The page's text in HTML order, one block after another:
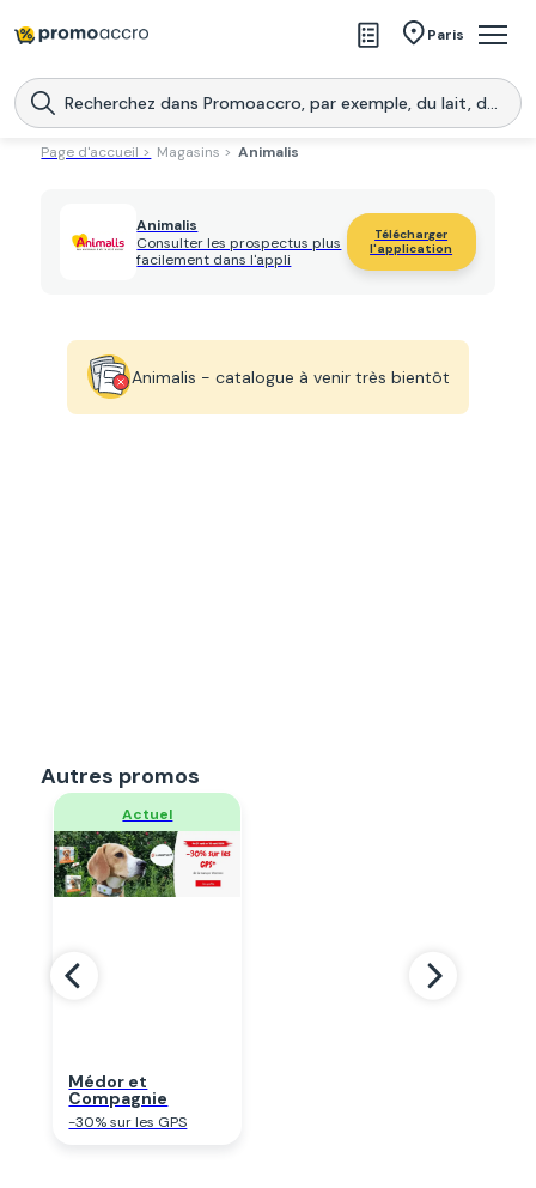
Paris
Magasins
Produits
l'application
Page d'accueil > Magasins > Animalis
Animalis
Consulter les prospectus plus
facilement dans l'appli
Télécharger
l'application
Animalis - catalogue à venir très bientôt
Autres promos
Médor et
Compagnie
-30% sur les GPS